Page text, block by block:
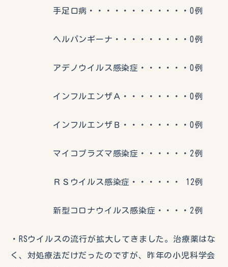
手足口病・・・・・・・・・・・・0例
ヘルパンギーナ・・・・・・・・・0例
アデノウイルス感染症・・・・・・0例
インフルエンザＡ・・・・・・・・0例
インフルエンザＢ・・・・・・・・0例
マイコプラズマ感染症・・・・・・2例
ＲＳウイルス感染症・・・・・・ 12例
新型コロナウイルス感染症・・・・2例
・RSウイルスの流行が拡大してきました。治療薬はな
く、対処療法だけだったのですが、昨年の小児科学会